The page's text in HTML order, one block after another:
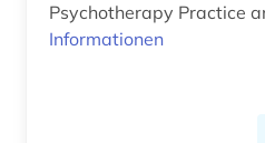
Psychotherapy Practice
Informationen